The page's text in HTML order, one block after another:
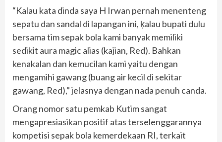
“Kalau kata dinda saya H Irwan pernah menenteng
sepatu dan sandal di lapangan ini, ķalau bupati dulu
bersama tim sepak bola kami banyak memiliki
sedikit aura magic alias (kajian, Red). Bahkan
kenakalan dan kemucilan kami yaitu dengan
mengamihi gawang (buang air kecil di sekitar
gawang, Red),” jelasnya dengan nada penuh canda.
Orang nomor satu pemkab Kutim sangat
mengapresiasikan positif atas terselenggarannya
kompetisi sepak bola kemerdekaan RI, terkait